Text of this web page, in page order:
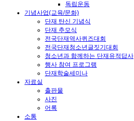
독립운동
기념사업(교육/문화)
단재 탄신 기념식
단재 추모식
전국단재역사퀴즈대회
전국단재청소년글짓기대회
청소년과 함께하는 단재유적답사
행사 참여 프로그램
단재학술세미나
자료실
출판물
사진
어록
소통